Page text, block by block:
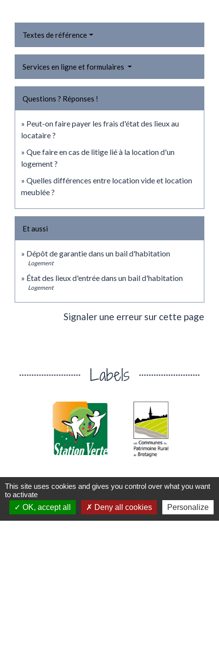
Textes de référence
Services en ligne et formulaires
Questions ? Réponses !
Peut-on faire payer les frais d'état des lieux au
locataire ?
Que faire en cas de litige lié à la location d'un
logement ?
Quelles différences entre location vide et location
meublée ?
Et aussi
Dépôt de garantie dans un bail d'habitation
Logement
État des lieux d'entrée dans un bail d'habitation
Logement
Signaler une erreur sur cette page
Labels
Contacts
This site uses cookies and gives you control over what you want
to activate
OK, accept all
Deny all cookies Personalize